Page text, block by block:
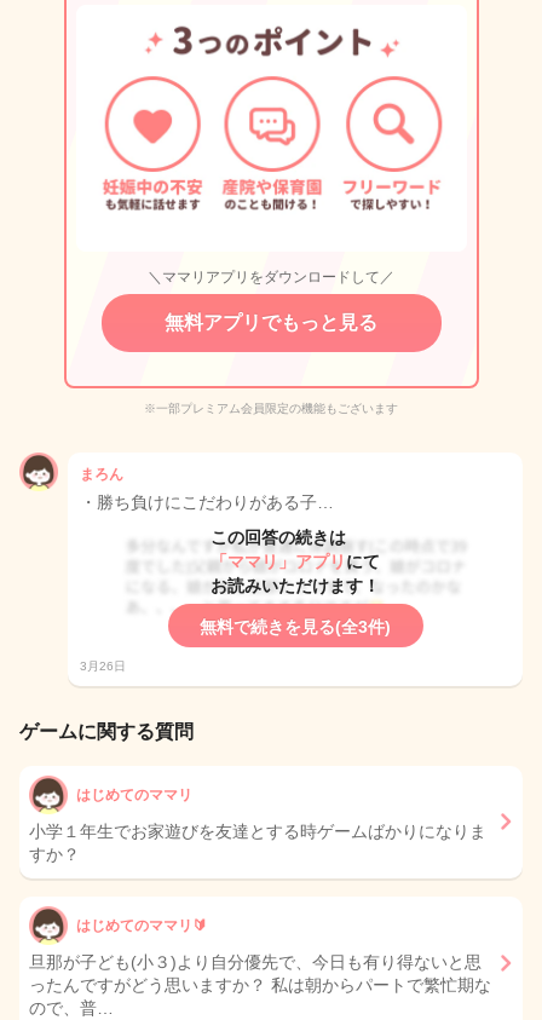
＼ママリアプリをダウンロードして／
無料アプリでもっと見る
※一部プレミアム会員限定の機能もございます
まろん
・勝ち負けにこだわりがある子…
この回答の続きは
「ママリ」アプリ にて
お読みいただけます！
無料で続きを見る(全3件)
3月26日
ゲームに関する質問
はじめてのママリ
小学１年生でお家遊びを友達とする時ゲームばかりになりま
すか？
はじめてのママリ🔰
旦那が子ども(小３)より自分優先で、今日も有り得ないと思
ったんですがどう思いますか？ 私は朝からパートで繁忙期な
ので、普…